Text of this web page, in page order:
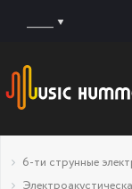
6-ти струнные